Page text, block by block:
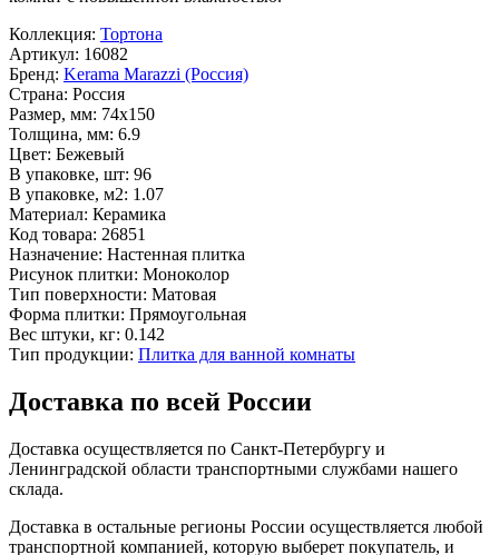
Коллекция: Тортона
Артикул: 16082
Бренд: Kerama Marazzi (Россия)
Страна: Россия
Размер, мм: 74x150
Толщина, мм: 6.9
Цвет: Бежевый
В упаковке, шт: 96
В упаковке, м2: 1.07
Материал: Керамика
Код товара: 26851
Назначение: Настенная плитка
Рисунок плитки: Моноколор
Тип поверхности: Матовая
Форма плитки: Прямоугольная
Вес штуки, кг: 0.142
Тип продукции: Плитка для ванной комнаты
Доставка по всей России
Доставка осуществляется по Санкт-Петербургу и
Ленинградской области транспортными службами нашего
склада.
Доставка в остальные регионы России осуществляется любой
транспортной компанией, которую выберет покупатель, и